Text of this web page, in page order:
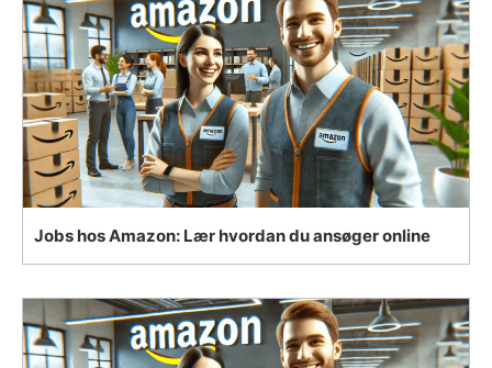
Jobs hos Amazon: Lær hvordan du ansøger online